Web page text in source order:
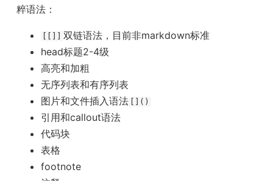
粹语法：
双链语法，目前非markdown标准
head标题2-4级
高亮和加粗
无序列表和有序列表
图片和文件插入语法
[]()
引用和callout语法
代码块
表格
footnote